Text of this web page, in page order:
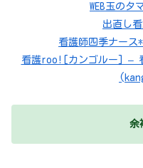
WEB玉のタ
出直し
看護師四季ナー
看護roo![カンゴルー] –
余